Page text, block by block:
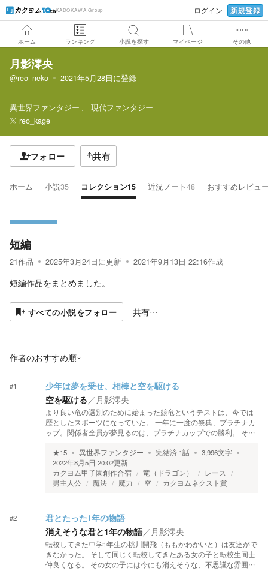
KADOKAWA Group ログイン 新規登録
ホーム ランキング 小説を探す マイページ その他
月影澪央
@reo_neko 2021年5月28日に登録
異世界ファンタジー
現代ファンタジー
reo_kage
フォロー 共有
ホーム 小説35 コレクション15 近況ノート48 おすすめレビュ
短編
21作品 2025年3月24日に更新 2021年9月13日 22:16作成
短編作品をまとめました。
すべての小説をフォロー 共有…
作者のおすすめ順
#1 少年は夢を乗せ、相棒と空を駆ける
空を駆ける／ 月影澪央
より良い竜の選別のために始まった競竜というテストは、今では
歴としたスポーツになっていた。 一年に一度の祭典、プラチナカ
ップ。関係者全員が夢見るのは、プラチナカップでの勝利。 そ…
★15 異世界ファンタジー 完結済 1話 3,996文字
2022年8月5日 20:02更新
カクヨム甲子園創作合宿
竜（ドラゴン）
レース
男主人公
魔法 魔力 空 カクヨムネクスト賞
#2 君とたった1年の物語
消えそうな君と1年の物語／ 月影澪央
転校してきた中学1年生の桃川開飛（ももかわかいと）は友達がで
きなかった。 そして同じく転校してきたある女の子と転校生同士
仲良くなる。 その女の子には今にも消えそうな、不思議な雰囲…